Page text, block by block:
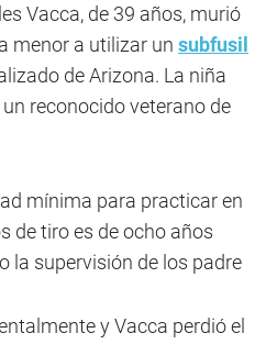
Vacca, de 39 años, murió
menor a utilizar un subfusil
de Arizona. La niña
reconocido veterano de
mínima para practicar en
de tiro es de ocho años
la supervisión de los padre
y Vacca perdió el